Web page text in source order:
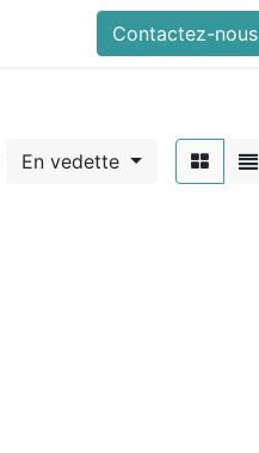
Contactez-nous
En vedette